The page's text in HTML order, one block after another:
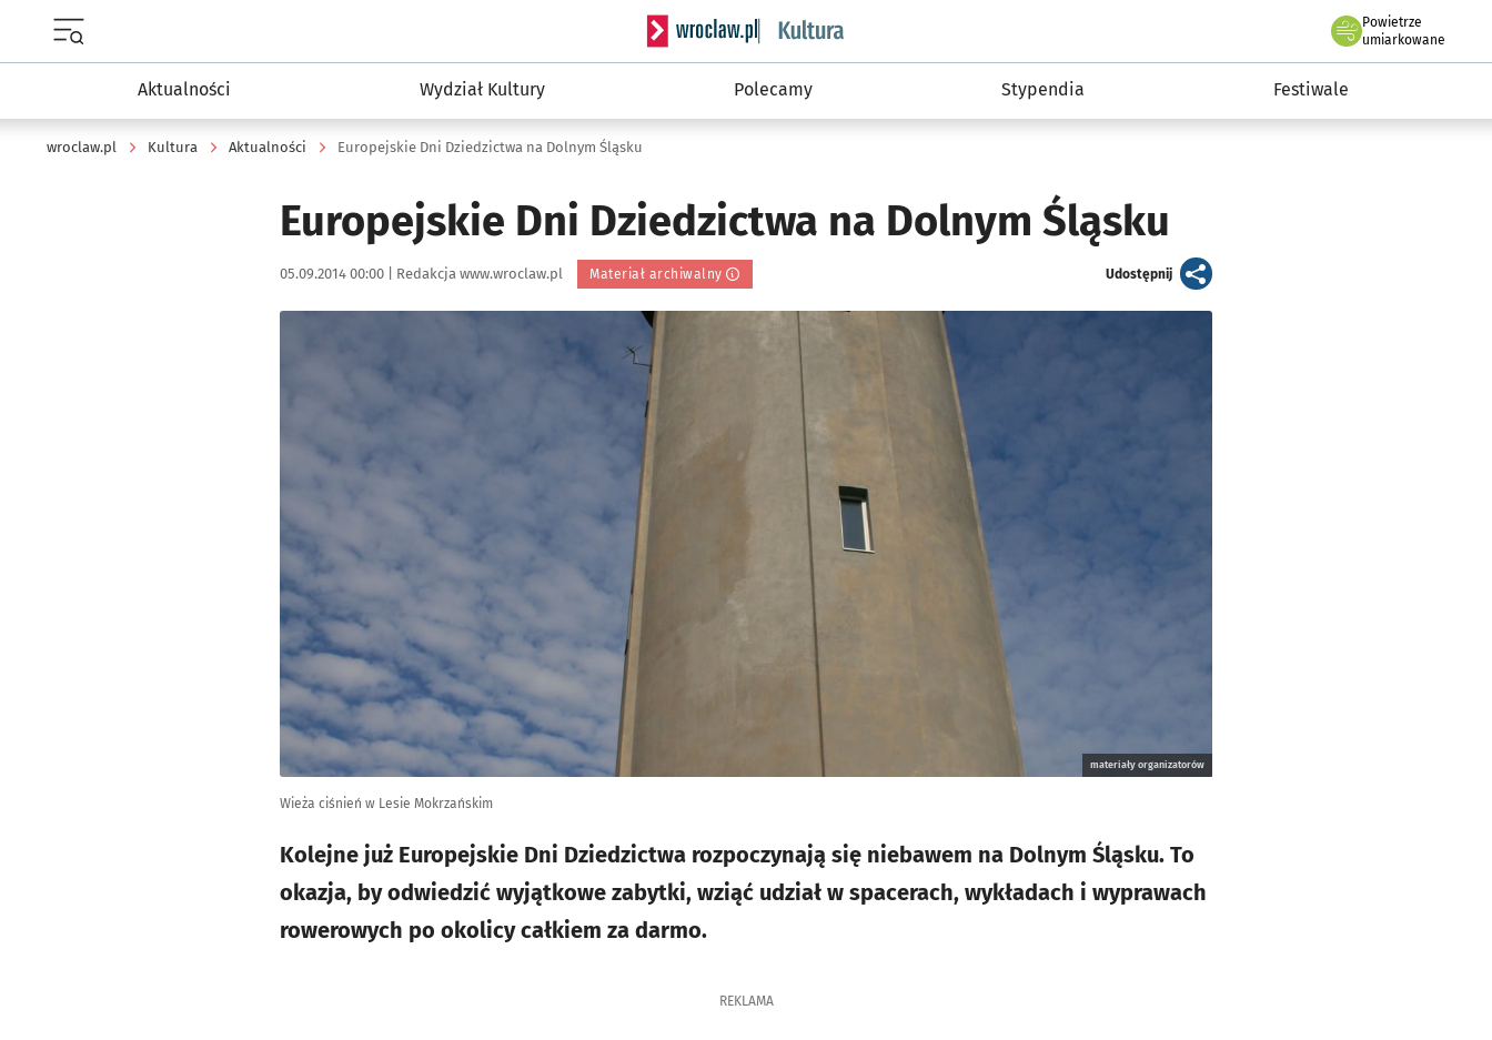
Serwis informacyjny wroclaw.pl podserwis: Kultura
Powietrze
we Wrocławiu
umiarkowane
Aktualności Wydział Kultury Polecamy Stypendia Festiwale
wroclaw.pl Kultura Aktualności Europejskie Dni Dziedzictwa na Dolnym Śląsku
Europejskie Dni Dziedzictwa na Dolnym Śląsku
Data publikacji:
05.09.2014 00:00 | Autor:
Redakcja www.wroclaw.pl Materiał archiwalny Udostępnijartykuł
materiały organizatorów
Wieża ciśnień w Lesie Mokrzańskim
Kolejne już Europejskie Dni Dziedzictwa rozpoczynają się niebawem na Dolnym Śląsku. To
okazja, by odwiedzić wyjątkowe zabytki, wziąć udział w spacerach, wykładach i wyprawach
rowerowych po okolicy całkiem za darmo.
REKLAMA